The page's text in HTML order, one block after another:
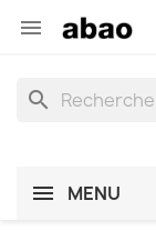

search
MENU